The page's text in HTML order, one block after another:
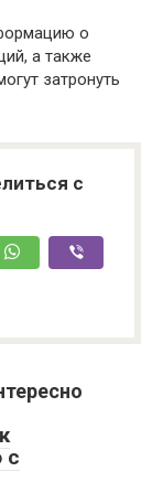
о
а также
затронуть
с
с